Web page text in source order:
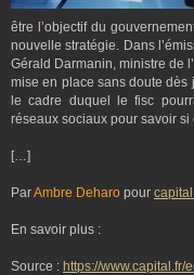
être l’objectif du
nouvelle stratégie. Dans
Gérald Darmanin, ministre de
mise en place sans doute dès
le cadre duquel le fisc
réseaux sociaux pour savoir
[…]
ParAmbre Deharo pour
En savoir plus :
Source : https://